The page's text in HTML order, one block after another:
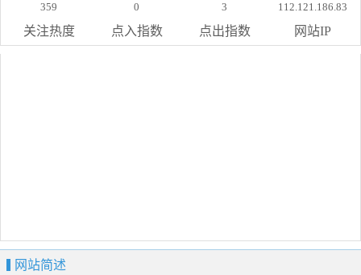
359
关注热度
0
点入指数
3
点出指数
112.121.186.83
网站IP
网站简述